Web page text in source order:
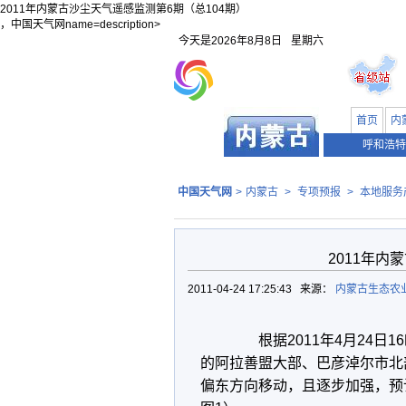
2011年内蒙古沙尘天气遥感监测第6期（总104期）
，中国天气网name=description>
今天是2026年8月8日 星期六
首页
内
呼和浩特
中国天气网 > 内蒙古 > 专项预报 > 本地服务
2011年内
2011-04-24 17:25:43 来源： 内蒙古生态农
根据2011年4月24日16
的阿拉善盟大部、巴彦淖尔市
偏东方向移动，且逐步加强，